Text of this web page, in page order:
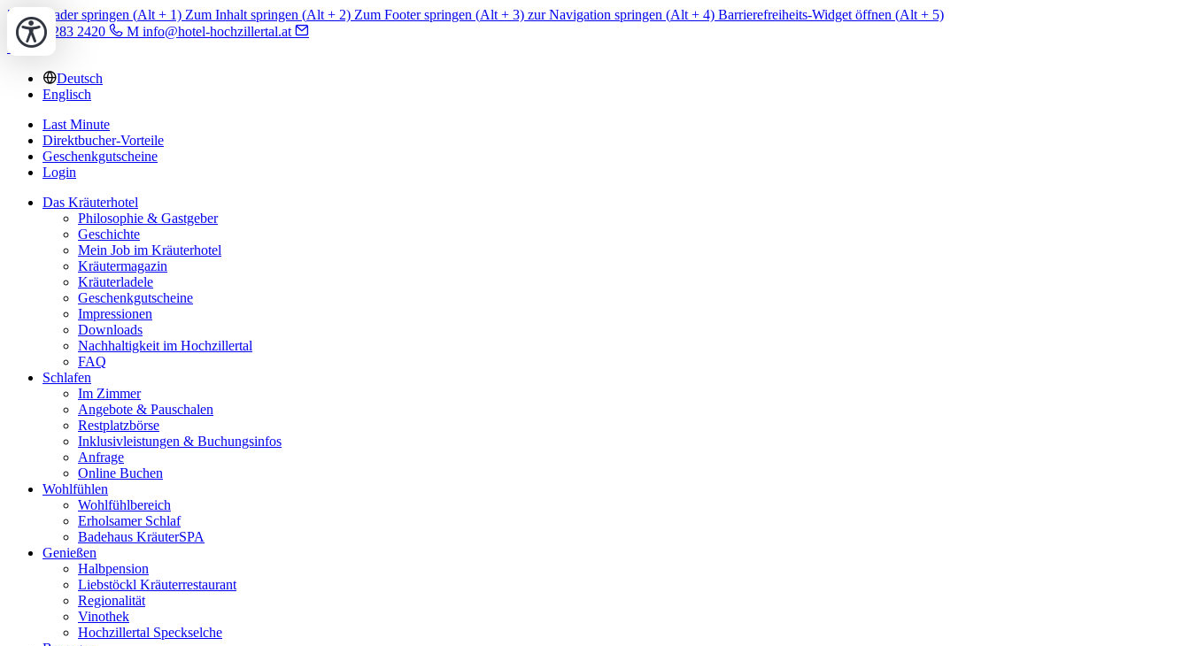
Zum Header springen (Alt + 1) Zum Inhalt springen (Alt + 2) Zum Footer springen (Alt + 3) zur Navigation springen (Alt + 4) Barrierefreiheits-Widget öffnen (Alt + 5)
T +43 5283 2420
M info@hotel-hochzillertal.at
Deutsch
Englisch
Last Minute
Direktbucher-Vorteile
Geschenkgutscheine
Login
Das Kräuterhotel
Philosophie & Gastgeber
Geschichte
Mein Job im Kräuterhotel
Kräutermagazin
Kräuterladele
Geschenkgutscheine
Impressionen
Downloads
Nachhaltigkeit im Hochzillertal
FAQ
Schlafen
Im Zimmer
Angebote & Pauschalen
Restplatzbörse
Inklusivleistungen & Buchungsinfos
Anfrage
Online Buchen
Wohlfühlen
Wohlfühlbereich
Erholsamer Schlaf
Badehaus KräuterSPA
Genießen
Halbpension
Liebstöckl Kräuterrestaurant
Regionalität
Vinothek
Hochzillertal Speckselche